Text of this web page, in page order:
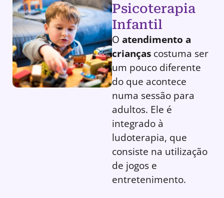
Psicoterapia
Infantil
O atendimento a
crianças costuma ser
um pouco diferente
do que acontece
numa sessão para
adultos. Ele é
integrado à
ludoterapia, que
consiste na utilização
de jogos e
entretenimento.